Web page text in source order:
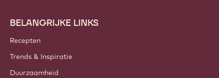
Footer
Callebaut
BELANGRIJKE LINKS
Recepten
Trends & Inspiratie
Duurzaamheid